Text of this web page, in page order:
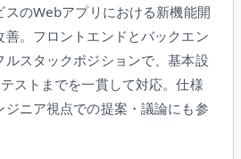
スのWebアプリにおける新機能開
。フロントエンドとバックエン
ルスタックポジションで、基本設
ストまでを一貫して対応。仕様
ニア視点での提案・議論にも参